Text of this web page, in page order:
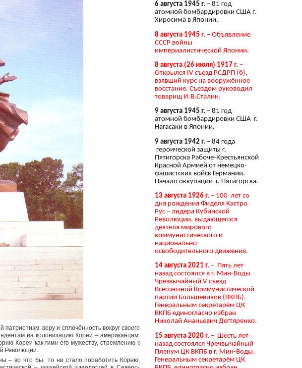
веру и сплочённость вокруг своего
на колонизацию Кореи – американцам.
Кореи как гимн его мужеству, стремлению к
Революции.
– во что бы то ни стало поработить Корею,
6 августа 1945 г. – 81 год
атомной бомбардировки США г.
Хиросима в Японии.
8 августа 1945 г. – Объявление
СССР войны
империалистической Японии.
8 августа (26 июля) 1917 г. –
Открылся IV съезд РСДРП (б),
взявший курс на вооружённое
восстание. Съездом руководил
товарищ И.В.Сталин.
9 августа 1945 г. – 81 год
атомной бомбардировки США г.
Нагасаки в Японии.
9 августа 1942 г. – 84 года
героической защиты г.
Пятигорска Рабоче-Крестьянской
Красной Армией от немецко-
фашистских войск Германии.
Начало оккупации г. Пятигорска.
13 августа 1926 г. – 100 лет со
дня рождения Фиделя Кастро
Рус – лидера Кубинской
Революции, выдающегося
деятеля мирового
коммунистического и
национально-
освободительного движения.
14 августа 2021 г. – Пять лет
назад состоялся в г. Мин-Воды
Чрезвычайный V съезд
Всесоюзной Коммунистической
партии Большевиков (ВКПБ).
Генеральным секретарём ЦК
ВКПБ единогласно избран
Николай Ананьевич Дегтяренко.
15 августа 2020 г. – Шесть лет
назад состоялся Чречвычайный
Пленум ЦК ВКПБ в г. Мин-Воды.
Генеральным секретарём ЦК